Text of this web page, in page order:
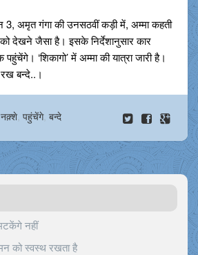
अमृत गंगा की उनसठवीं कड़ी में, अम्मा कहती
देखने जैसा है। इसके निर्देशानुसार कार
‘शिकागो’ में अम्मा की यात्रा जारी है।
रख बन्दे..।
नक़्शे, पहुंचेंगे, बन्दे
नहीं
को स्वस्थ रखता है